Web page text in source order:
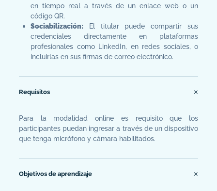
en tiempo real a través de un enlace web o un
código QR.
Sociabilización: El titular puede compartir sus
credenciales directamente en plataformas
profesionales como LinkedIn, en redes sociales, o
incluirlas en sus firmas de correo electrónico.
Requisitos
Para la modalidad online es requisito que los
participantes puedan ingresar a través de un dispositivo
que tenga micrófono y cámara habilitados.
Objetivos de aprendizaje